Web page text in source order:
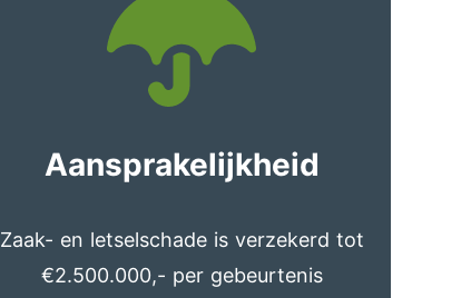
Aansprakelijkheid
Zaak- en letselschade is verzekerd tot
€2.500.000,- per gebeurtenis